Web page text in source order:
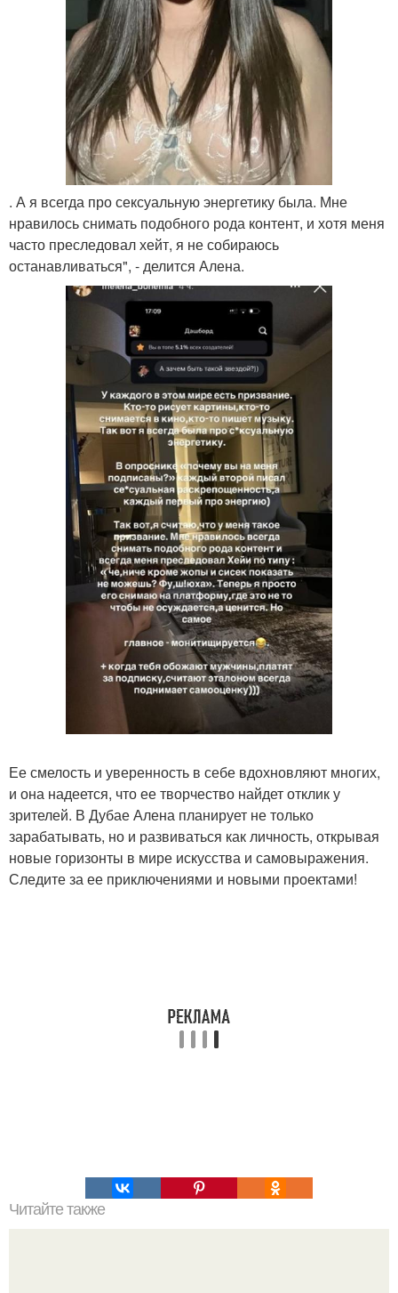
. А я всегда про сексуальную энергетику была. Мне
нравилось снимать подобного рода контент, и хотя меня
часто преследовал хейт, я не собираюсь
останавливаться", - делится Алена.
Ее смелость и уверенность в себе вдохновляют многих,
и она надеется, что ее творчество найдет отклик у
зрителей. В Дубае Алена планирует не только
зарабатывать, но и развиваться как личность, открывая
новые горизонты в мире искусства и самовыражения.
Следите за ее приключениями и новыми проектами!
Читайте также